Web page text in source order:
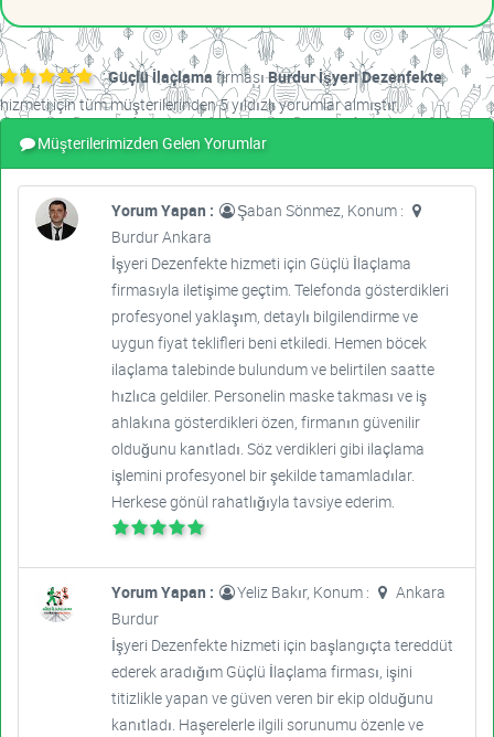
Güçlü İlaçlama firmasıBurdur İşyeri Dezenfekte
hizmeti için tüm müşterilerinden 5 yıldızlı yorumlar almıştır.
Müşterilerimizden Gelen Yorumlar
Yorum Yapan :
Şaban Sönmez, Konum :
Burdur Ankara
İşyeri Dezenfekte hizmeti için Güçlü İlaçlama
firmasıyla iletişime geçtim. Telefonda gösterdikleri
profesyonel yaklaşım, detaylı bilgilendirme ve
uygun fiyat teklifleri beni etkiledi. Hemen böcek
ilaçlama talebinde bulundum ve belirtilen saatte
hızlıca geldiler. Personelin maske takması ve iş
ahlakına gösterdikleri özen, firmanın güvenilir
olduğunu kanıtladı. Söz verdikleri gibi ilaçlama
işlemini profesyonel bir şekilde tamamladılar.
Herkese gönül rahatlığıyla tavsiye ederim.
Yorum Yapan : Yeliz Bakır, Konum :
Ankara
Burdur
İşyeri Dezenfekte hizmeti için başlangıçta tereddüt
ederek aradığım Güçlü İlaçlama firması, işini
titizlikle yapan ve güven veren bir ekip olduğunu
kanıtladı. Haşerelerle ilgili sorunumu özenle ve